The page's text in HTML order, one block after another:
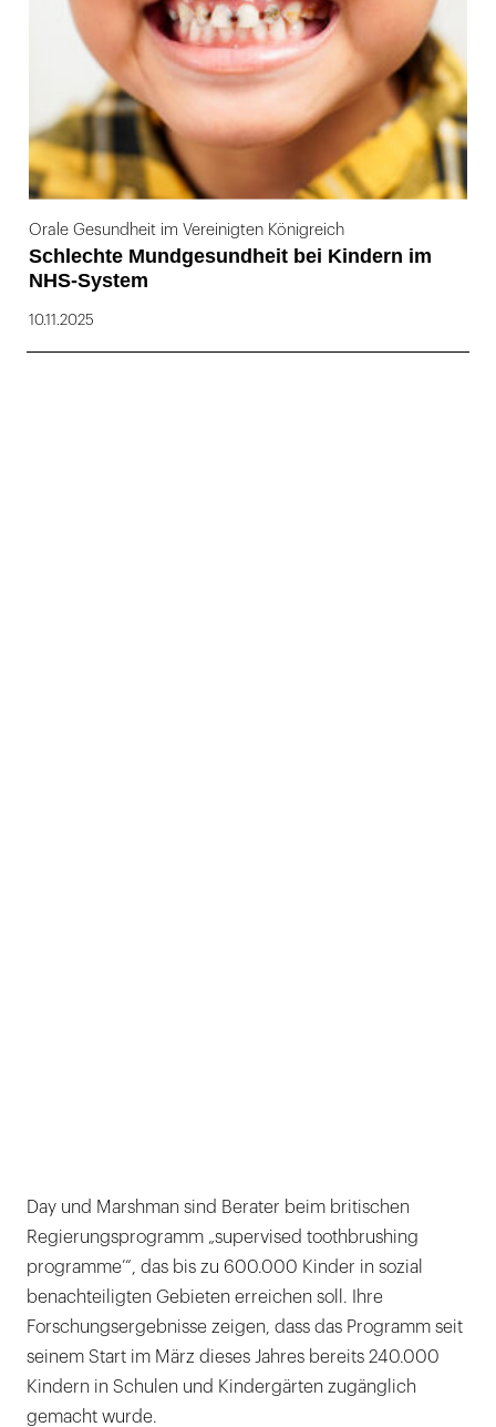
Orale Gesundheit im Vereinigten Königreich
Schlechte Mundgesundheit bei Kindern im
NHS-System
10.11.2025
Day und Marshman sind Berater beim britischen
Regierungsprogramm „supervised toothbrushing
programme’“, das bis zu 600.000 Kinder in sozial
benachteiligten Gebieten erreichen soll. Ihre
Forschungsergebnisse zeigen, dass das Programm seit
seinem Start im März dieses Jahres bereits 240.000
Kindern in Schulen und Kindergärten zugänglich
gemacht wurde.